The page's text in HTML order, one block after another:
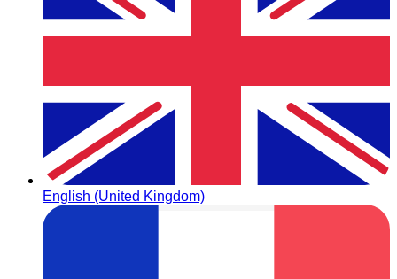
English (United Kingdom)